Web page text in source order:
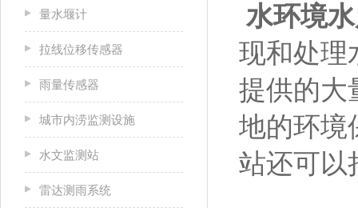
量水堰计
拉线位移传感器
雨量传感器
城市内涝监测设施
水文监测站
雷达测雨系统
水环境
现和处理
提供的大
地的环境
站还可以